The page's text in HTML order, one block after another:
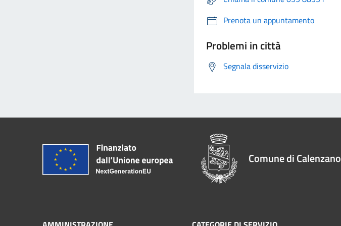
Prenota un appuntamento
Problemi in città
Segnala disservizio
Comune di Calenzano